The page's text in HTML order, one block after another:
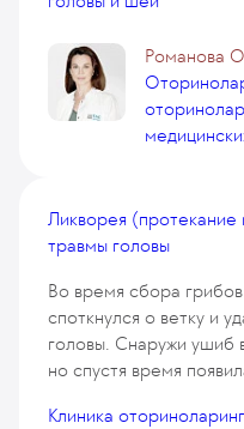
Романова
Ликворея (протекание
травмы головы
Во время сбора
споткнулся о ветку и
головы. Снаружи ушиб
но спустя время
Клиника